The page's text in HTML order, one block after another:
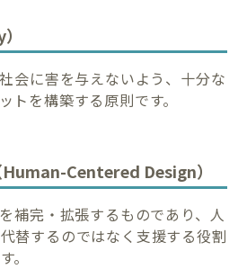
会に害を与えないよう、十分な
トを構築する原則です。
Centered Design）
補完・拡張するものであり、人
替するのではなく支援する役割
。